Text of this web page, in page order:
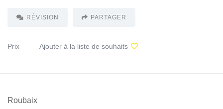
RÉVISION PARTAGER
Prix Ajouter à la liste de souhaits
Roubaix